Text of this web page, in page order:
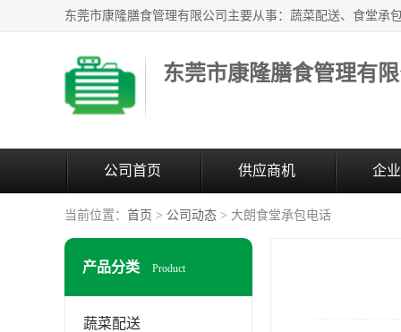
东莞市康隆膳食管理有
公司首页 供应商机 企
当前位置： 首页 > 公司动态 > 大朗食堂承包电话
产品分类 Product
蔬菜配送